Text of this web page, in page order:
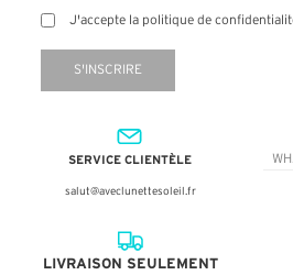
J'accepte la politique de
S'INSCRIRE
SERVICE CLIENTÈLE
salut@aveclunettesoleil.fr
LIVRAISON SEULEMENT